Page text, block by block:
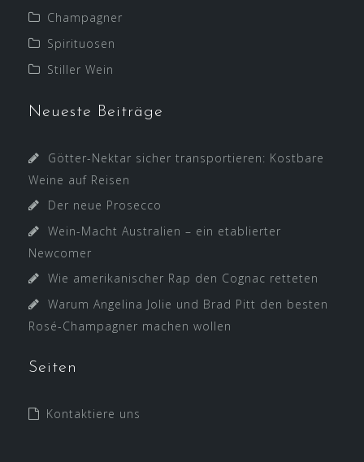
Champagner
Spirituosen
Stiller Wein
Neueste Beiträge
Götter-Nektar sicher transportieren: Kostbare
Weine auf Reisen
Der neue Prosecco
Wein-Macht Australien – ein etablierter
Newcomer
Wie amerikanischer Rap den Cognac retteten
Warum Angelina Jolie und Brad Pitt den besten
Rosé-Champagner machen wollen
Seiten
Kontaktiere uns